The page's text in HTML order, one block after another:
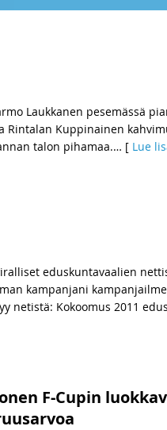
Laukkanen pesemässä
Rintalan Kuppinainen
talon pihamaa.… [ Lue
eduskuntavaalien
kampanjani
netistä: Kokoomus 2011
F-Cupin